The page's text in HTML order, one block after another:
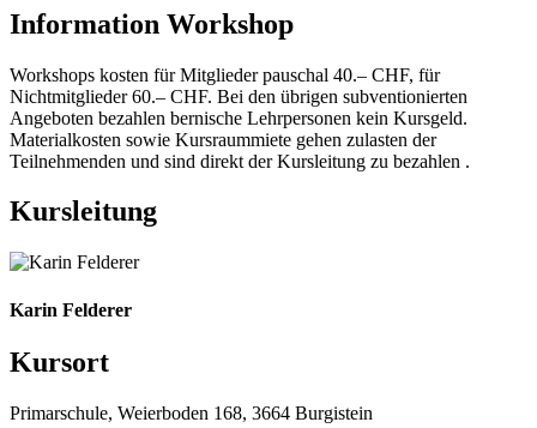
Information Workshop
Workshops kosten für Mitglieder pauschal 40.– CHF, für
Nichtmitglieder 60.– CHF. Bei den übrigen subventionierten
Angeboten bezahlen bernische Lehrpersonen kein Kursgeld.
Materialkosten sowie Kursraummiete gehen zulasten der
Teilnehmenden und sind direkt der Kursleitung zu bezahlen .
Kursleitung
Karin Felderer
Kursort
Primarschule, Weierboden 168, 3664 Burgistein